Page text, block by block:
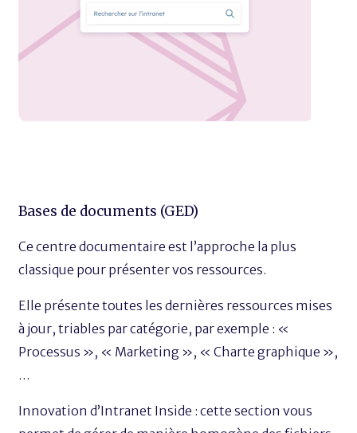
Bases de documents (GED)
Ce centre documentaire est l’approche la plus
classique pour présenter vos ressources.
Elle présente toutes les dernières ressources mises
à jour, triables par catégorie, par exemple : «
Processus », « Marketing », « Charte graphique »,
…
Innovation d’Intranet Inside : cette section vous